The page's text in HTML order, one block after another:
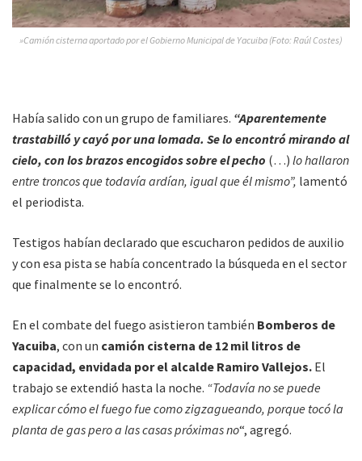
»Camión cisterna aportado por el Gobierno Municipal de Yacuiba (Foto: Raúl Costes)
Había salido con un grupo de familiares. “Aparentemente
trastabilló y cayó por una lomada. Se lo encontró mirando al
cielo, con los brazos encogidos sobre el pecho (…) lo hallaron
entre troncos que todavía ardían, igual que él mismo”, lamentó
el periodista.
Testigos habían declarado que escucharon pedidos de auxilio
y con esa pista se había concentrado la búsqueda en el sector
que finalmente se lo encontró.
En el combate del fuego asistieron también Bomberos de
Yacuiba, con un camión cisterna de 12 mil litros de
capacidad, envidada por el alcalde Ramiro Vallejos. El
trabajo se extendió hasta la noche. “Todavía no se puede
explicar cómo el fuego fue como zigzagueando, porque tocó la
planta de gas pero a las casas próximas no“, agregó.